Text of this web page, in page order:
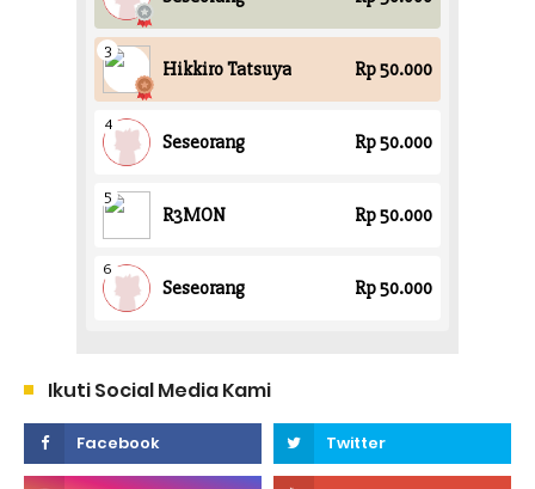
Ikuti Social Media Kami